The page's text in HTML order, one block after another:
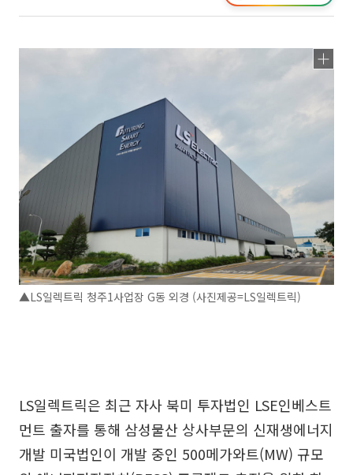
▲LS일렉트릭 청주1사업장 G동 외경 (사진제공=LS일렉트릭)
LS일렉트릭은 최근 자사 북미 투자법인 LSE인베스트
먼트 출자를 통해 삼성물산 상사부문의 신재생에너지
개발 미국법인이 개발 중인 500메가와트(MW) 규모